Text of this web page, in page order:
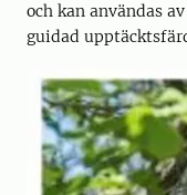
och kan användas
guidad